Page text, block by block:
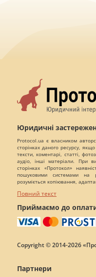
Юридичні
Protocol.ua є власником
сторінках даного ресурсу,
тексти, коментарі, статті,
аудіо, інші матеріали. При
сторінках «Протокол»
пошуковими системами на
розуміється копіювання,
Повний текст
Приймаємо до
Copyright © 2014-2026
Партнери